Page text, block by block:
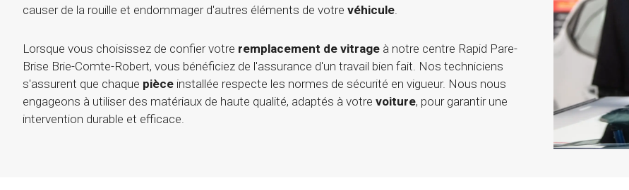
causer de la rouille et endommager d'autres éléments de votre véhicule.
Lorsque vous choisissez de confier votre remplacement de vitrage à notre centre Rapid Pare-
Brise Brie-Comte-Robert, vous bénéficiez de l'assurance d'un travail bien fait. Nos techniciens
s'assurent que chaque pièce installée respecte les normes de sécurité en vigueur. Nous nous
engageons à utiliser des matériaux de haute qualité, adaptés à votre voiture, pour garantir une
intervention durable et efficace.